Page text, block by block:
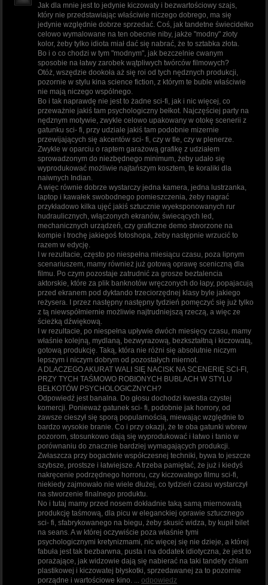
Jak dla mnie jest to jedynie kiczowaty i bezwartościowy szajs,
który nie przedstawiając właściwie niczego dobrego, ma się
jedynie względnie dobrze sprzedać. Coś, jak tandetne świecidełko
celowo wymalowane na ten obecnie niby, jakże "modny" złoty
kolor, żeby tylko idiota miał dać się nabrać, że to sztabka złota.
Bo i o co chodzi w tym "modnym", jak bezczelnie cwanym
sposobie na łatwy zarobek wątpliwych twórców filmowych?
Otóż, wszędzie dookoła aż się roi od tych nędznych produkcji,
pozornie w stylu kina science fiction, z którym te buble właściwie
nie mają niczego wspólnego.
Bo i tak naprawdę nie jest to żadne sci-fi, jak i nic więcej, co
przeważnie jakiś tam psychologiczny bełkot. Najczęściej party na
nędznym motywie, zwykle celowo upakowany w otokę scenerii z
gatunku sci- fi, przy udziale jakiś tam podobnie mizernie
przewijających się akcentów sci- fi, czy w tle, czy w plenerze.
Zwykle w oparciu o raptem garażową grafikę z udziałem
sprowadzonym do niezbędnego minimum, żeby udało się
wyprodukować możliwie najtańszym kosztem, te koraliki dla
naiwnych Indian.
A więc równie dobrze wystarczy jedna kamera, jedna lustrzanka,
laptop i kawałek swobodnego pomieszczenia, żeby nagrać
przykładowo kilka ujęć jakiś sztucznie wyeksponowanych rur
hudraulicznych, włączonych ekranów, świecących led,
mechanicznych urządzeń, czy graficzne demo stworzone na
kompie i trochę jakiegoś fotoshopa, żeby następnie wrzucić to
razem w edycję.
I w rezultacie, często po niespełna miesiącu czasu, poza lipnym
scenariuszem, mamy również już gotową oprawę sceniczną dla
filmu. Po czym pozostaje zatrudnić za grosze beztalencia
aktorskie, które za plik banknotów wręczonych do łapy, popajacują
przed ekranem pod dyktando trzeciorzędnej klasy byle jakiego
reżysera. I przez następny następny tydzień pomęczyć się już tylko
z tą niewspółmiernie możliwie najtrudniejszą rzeczą, a więc ze
ścieżką dźwiękową.
I w rezultacie, po niespełna upływie dwóch miesięcy czasu, mamy
właśnie kolejną, mydlaną, bezwyrazową, bezkształtną i kiczowatą,
gotową produkcję. Taką, która nie różni się absolutnie niczym
lepszym i niczym dobrym od pozostałych miernot.
A DLACZEGO AKURAT WALI SIĘ NACISK NA SCENERIĘ SCI-FI,
PRZY TYCH TAŚMOWO ROBIONYCH BUBLACH W STYLU
BEŁKOTÓW PSYCHOLOGICZNYCH?
Odpowiedź jest banalna. Do głosu dochodzi kwestia czystej
komercji. Ponieważ gatunek sci- fi, podobnie jak horrory, od
zawsze cieszył się sporą popularnością, miewając względnie to
bardzo wysokie branie. Co i przy okazji, że te oba gatunki wbrew
pozorom, stosunkowo dają się wyprodukować i łatwo i tanio w
porównaniu do znacznie bardziej wymagających produkcji.
Zwłaszcza przy bogactwie współczesnej techniki, bywa to jeszcze
szybsze, prostsze i łatwiejsze. A trzeba pamiętać, że już i kiedyś
nakręcenie podrzędnego horroru, czy kiczowatego filmu sci-fi,
niekiedy zajmowało nie wiele dłużej, co tydzień czasu wystarczył
na stworzenie finalnego produktu.
No i tutaj mamy przed nosem dokładnie taką samą miernowatą
produkcję taśmową, dla picu w eleganckiej oprawie sztucznego
sci- fi, sfabrykowanego na biegu, żeby skusić widza, by kupił bilet
na seans. A w której oczywiście poza właśnie tymi
psychologicznymi kretynizmami, nic więcej się nie dzieje, a której
fabuła jest tak bezbarwna, pusta i na dodatek idiotyczna, że jest to
porażające, jak widzowie dają się nabierać na taki tandety chłam
plastikowej i kiczowatej błyskotki, sprzedawanej za to pozornie
porządne i wartościowe kino. ... odpowiedz